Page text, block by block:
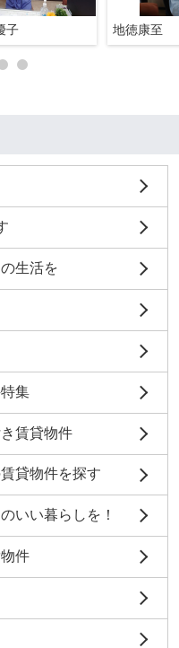
子 地徳康至
生活を
集
賃貸物件
貸物件を探す
いい暮らしを！
件